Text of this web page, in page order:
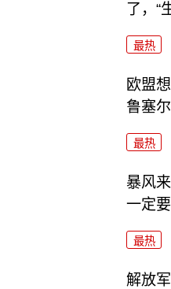
了，“
最热
欧盟
鲁塞
最热
暴风
一定
最热
解放